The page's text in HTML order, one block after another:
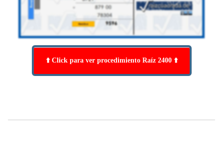
⬆️ Click para ver procedimiento Raíz 2400 ⬆️